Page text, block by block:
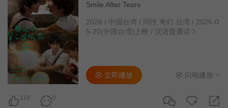
Smile After Tears
2026 / 中国台湾 / 同性 奇幻 台湾 / 2026-0
5-20(中国台湾)上映 / 汉语普通话
118 0
立即播放 闪电播放